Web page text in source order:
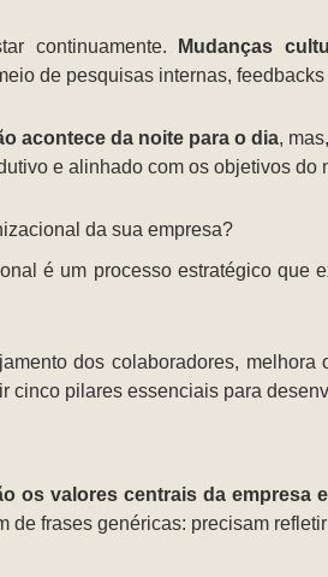
continuamente.
Mudanças
de pesquisas internas,
acontece da noite para o dia,
e alinhado com os objetivos do
da sua empresa?
é um processo estratégico que
dos colaboradores,
cinco pilares essenciais para
os valores centrais da empresa
de frases genéricas: precisam